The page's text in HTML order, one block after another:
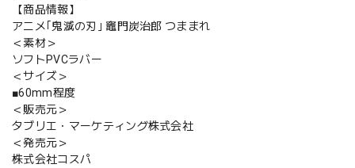
【商品情報】
アニメ｢鬼滅の刃｣ 竈門炭治郎 つままれ
＜素材＞
ソフトPVCラバー
＜サイズ＞
■60mm程度
＜販売元＞
タブリエ・マーケティング株式会社
＜発売元＞
株式会社コスパ